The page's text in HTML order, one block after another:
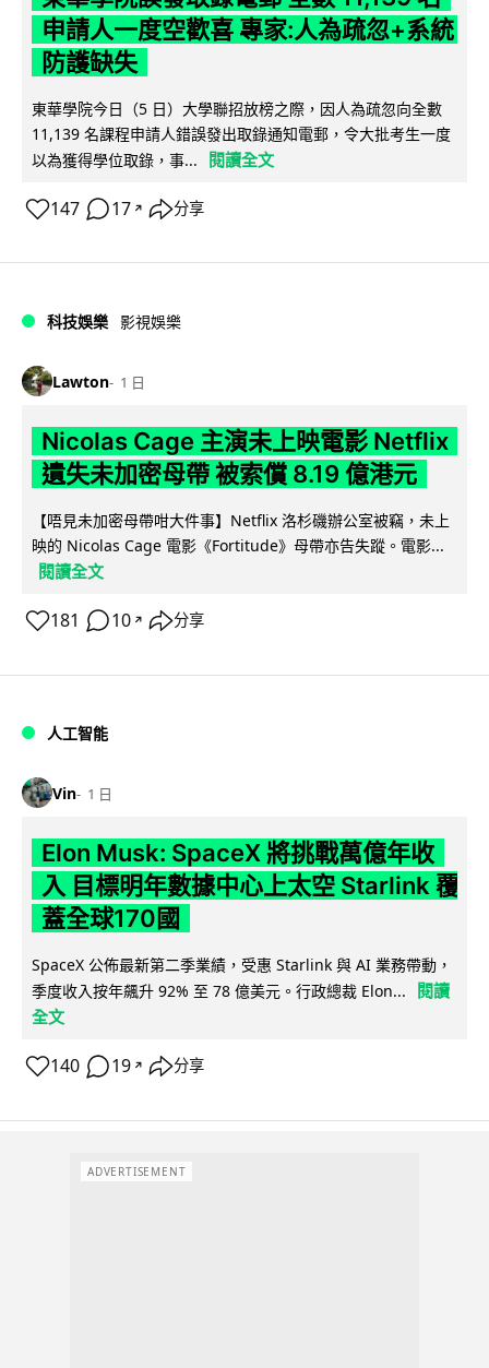
申請人一度空歡喜 專家:人為疏忽+系統
防護缺失
東華學院今日（5 日）大學聯招放榜之際，因人為疏忽向全數
11,139 名課程申請人錯誤發出取錄通知電郵，令大批考生一度
以為獲得學位取錄，事...
閱讀全文
147 17 ↗ 分享
科技娛樂 影視娛樂
Lawton 1 日
Nicolas Cage 主演未上映電影 Netflix
遺失未加密母帶 被索償 8.19 億港元
【唔見未加密母帶咁大件事】Netflix 洛杉磯辦公室被竊，未上
映的 Nicolas Cage 電影《Fortitude》母帶亦告失蹤。電影...
閱讀全文
181 10 ↗ 分享
人工智能
Vin 1 日
Elon Musk: SpaceX 將挑戰萬億年收
入 目標明年數據中心上太空 Starlink 覆
蓋全球170國
SpaceX 公佈最新第二季業績，受惠 Starlink 與 AI 業務帶動，
季度收入按年飆升 92% 至 78 億美元。行政總裁 Elon...
閱讀
全文
140 19 ↗ 分享
ADVERTISEMENT